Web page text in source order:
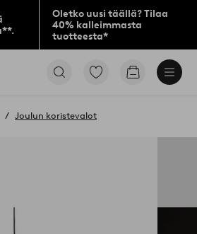
Oletko uusi täällä? Tilaa
40% kalleimmasta
tuotteesta*
Siirry
Siirry
Joulun koristevalot